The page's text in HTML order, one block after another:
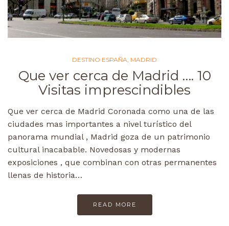
DESTINO ESPAÑA MADRID
Que ver cerca de Madrid …. 10
Visitas imprescindibles
Que ver cerca de Madrid Coronada como una de las
ciudades mas importantes a nivel turístico del
panorama mundial , Madrid goza de un patrimonio
cultural inacabable. Novedosas y modernas
exposiciones , que combinan con otras permanentes
llenas de historia…
READ MORE